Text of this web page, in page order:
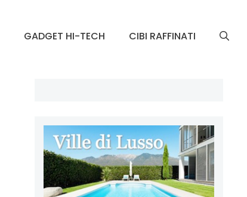
GADGET HI-TECH CIBI RAFFINATI